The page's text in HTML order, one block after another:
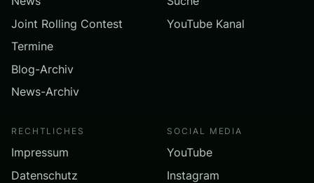
Joint Rolling Contest
Termine
Blog-Archiv
News-Archiv
YouTube Kanal
RECHTLICHES
Impressum
Datenschutz
SOCIAL MEDIA
YouTube
Instagram